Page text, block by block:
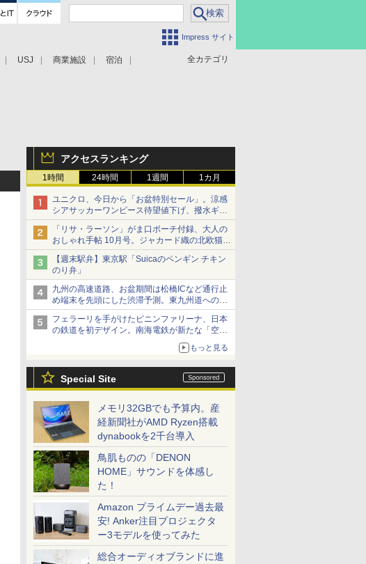
Impress サイト
全カテゴリ
USJ 商業施設 宿泊
アクセスランキング
1時間 24時間 1週間 1カ月
ユニクロ、今日から「お盆特別セール」。涼感
シアサッカーワンピース待望値下げ、撥水ギア
ショーツは1990円に
「リサ・ラーソン」がま口ポーチ付録、大人の
おしゃれ手帖 10月号。ジャカード織の北欧猫デ
ザイン
【週末駅弁】東京駅「Suicaのペンギン チキン
のり弁」
九州の高速道路、お盆期間は松橋ICなど通行止
め端末を先頭にした渋滞予測。東九州道への迂
回は料金調整を実施
フェラーリを手がけたピニンファリーナ、日本
の鉄道を初デザイン。南海電鉄が新たな「空港
もっと見る
Special Site
メモリ32GBでも予算内。産
経新聞社がAMD Ryzen搭載
dynabookを2千台導入
鳥肌ものの「DENON
HOME」サウンドを体感し
た！
Amazon プライムデー過去最
安! Anker注目プロジェクタ
ー3モデルを使ってみた
総合オーディオブランドに進